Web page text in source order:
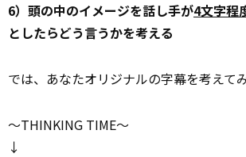
6）頭の中のイメージを話し手が4文字程
としたらどう言うかを考える
では、あなたオリジナルの字幕を考えて
～THINKING TIME～
↓